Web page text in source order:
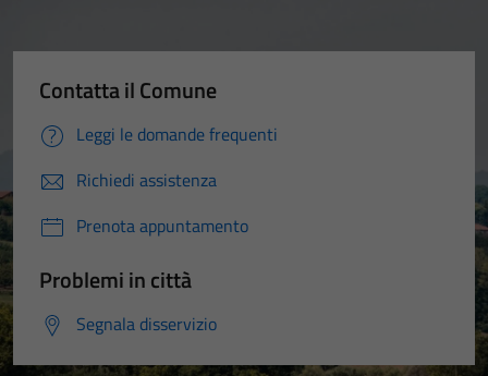
Contatta il Comune
Leggi le domande frequenti
Richiedi assistenza
Prenota appuntamento
Problemi in città
Segnala disservizio